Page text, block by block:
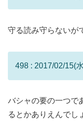
守る読み守らないが
498 : 2017/02/15(
バシャの要の一つで
るとかありえんでし